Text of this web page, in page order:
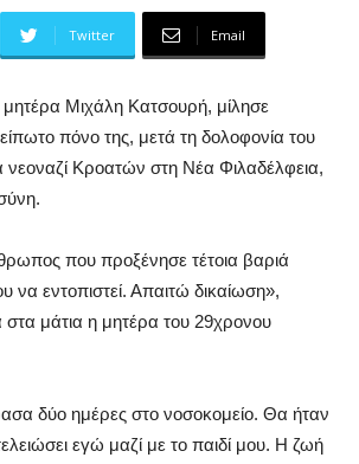
Twitter Email
Μιχάλη Κατσουρή, μίλησε
πόνο της, μετά τη δολοφονία του
νεοναζί Κροατών στη Νέα Φιλαδέλφεια,
που προξένησε τέτοια βαριά
να εντοπιστεί. Απαιτώ δικαίωση»,
μάτια η μητέρα του 29χρονου
δύο ημέρες στο νοσοκομείο. Θα ήταν
εγώ μαζί με το παιδί μου. Η ζωή